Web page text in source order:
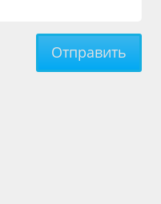
Отправить